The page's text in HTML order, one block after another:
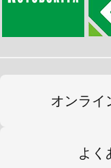
法律により
オンライ
よく